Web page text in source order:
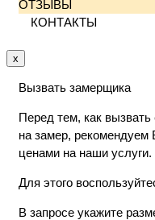
ОТЗЫВЫ
КОНТАКТЫ
x
Вызвать замерщика
Перед тем, как
на замер, рекомендуем
ценами на наши услуги.
Для этого
В запросе укажите